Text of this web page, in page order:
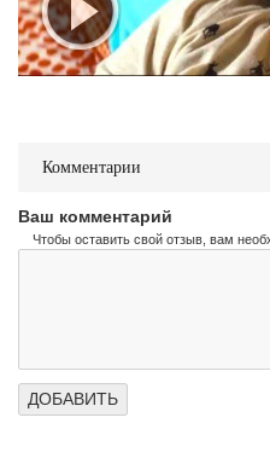
Комментарии
Ваш комментарий
Чтобы оставить свой отзыв, вам